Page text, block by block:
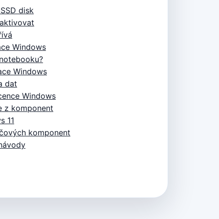
disk
Windows
Windows
dat
Windows
z komponent
11
komponent